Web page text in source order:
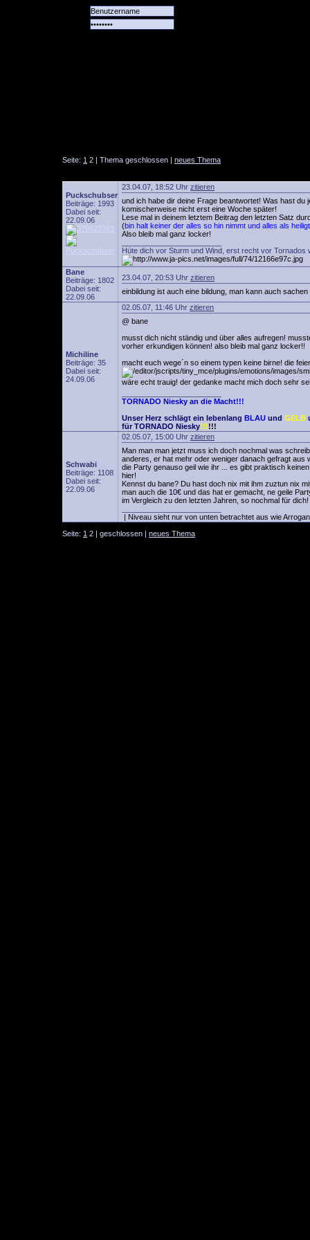
Seite: 1 2 | Thema geschlossen | neues Thema
Puckschubser
Beiträge: 1993
Dabei seit:
22.09.06
23.04.07, 18:52 Uhr zitieren
und ich habe dir deine Frage beantwortet! Was hast
komischerweise nicht erst eine Woche später!
Lese mal in deinem letztem Beitrag den letzten Satz
(bin halt keiner der alles so hin nimmt und alles als
Also bleib mal ganz locker!
Hüte dich vor Sturm und Wind, erst recht vor Tornados
Bane
Beiträge: 1802
Dabei seit:
22.09.06
23.04.07, 20:53 Uhr zitieren
einbildung ist auch eine bildung, man kann auch
Michiline
Beiträge: 35
Dabei seit:
24.09.06
02.05.07, 11:46 Uhr zitieren
@ bane
musst dich nicht ständig und über alles aufregen!
vorher erkundigen können! also bleib mal ganz locker!!
macht euch wege´n so einem typen keine birne! die
wäre echt trauig! der gedanke macht mich doch sehr
TORNADO Niesky an die Macht!!!
Unser Herz schlägt ein lebenlang BLAU und GELB
für TORNADO Niesky!!!!!!
Schwabi
Beiträge: 1108
Dabei seit:
22.09.06
02.05.07, 15:00 Uhr zitieren
Man man man jetzt muss ich doch nochmal was
anderes, er hat mehr oder weniger danach gefragt
die Party genauso geil wie ihr ... es gibt praktisch
hier!
Kennst du bane? Du hast doch nix mit ihm zuztun nix
man auch die 10€ und das hat er gemacht, ne geile
im Vergleich zu den letzten Jahren, so nochmal für dich!
| Niveau sieht nur von unten betrachtet aus wie
Seite: 1 2 | geschlossen | neues Thema